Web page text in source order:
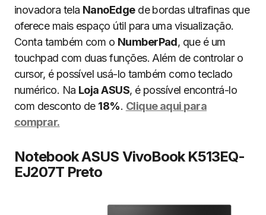
inovadora tela NanoEdgede bordas ultrafinas que
oferece mais espaço útil para uma visualização.
Conta também com o NumberPad, que é um
touchpad com duas funções. Além de controlar o
cursor, é possível usá-lo também como teclado
numérico. Na Loja ASUS, é possível encontrá-lo
com desconto de 18%. Clique aqui para
comprar.
Notebook ASUS VivoBook K513EQ-
EJ207T Preto